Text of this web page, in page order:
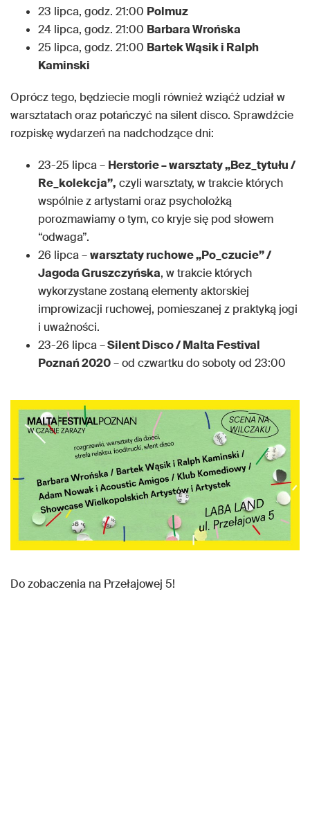
23 lipca, godz. 21:00 Polmuz
24 lipca, godz. 21:00 Barbara Wrońska
25 lipca, godz. 21:00 Bartek Wąsik i Ralph
Kaminski
Oprócz tego, będziecie mogli również wziąćż udział w
warsztatach oraz potańczyć na silent disco. Sprawdźcie
rozpiskę wydarzeń na nadchodzące dni:
23-25 lipca – Herstorie – warsztaty „Bez_tytułu /
Re_kolekcja”, czyli warsztaty, w trakcie których
wspólnie z artystami oraz psycholożką
porozmawiamy o tym, co kryje się pod słowem
“odwaga”.
26 lipca –warsztaty ruchowe „Po_czucie” /
Jagoda Gruszczyńska, w trakcie których
wykorzystane zostaną elementy aktorskiej
improwizacji ruchowej, pomieszanej z praktyką jogi
i uważności.
23-26 lipca –Silent Disco / Malta Festival
Poznań 2020– od czwartku do soboty od 23:00
Do zobaczenia na Przełajowej 5!